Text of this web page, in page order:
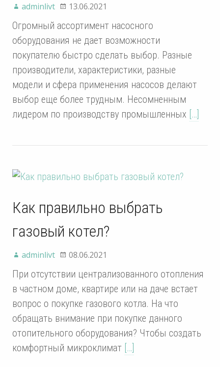
adminlivt 13.06.2021
Огромный ассортимент насосного
оборудования не дает возможности
покупателю быстро сделать выбор. Разные
производители, характеристики, разные
модели и сфера применения насосов делают
выбор еще более трудным. Несомненным
лидером по производству промышленных […]
Как правильно выбрать
газовый котел?
adminlivt 08.06.2021
При отсутствии централизованного отопления
в частном доме, квартире или на даче встает
вопрос о покупке газового котла. На что
обращать внимание при покупке данного
отопительного оборудования? Чтобы создать
комфортный микроклимат […]